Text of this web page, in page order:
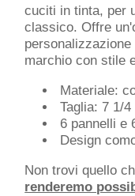
cuciti in tinta, per
classico. Offre
marchio con stile
Materiale:
Taglia: 7 1/
6 pannelli e
Design
Non trovi quello
renderemo